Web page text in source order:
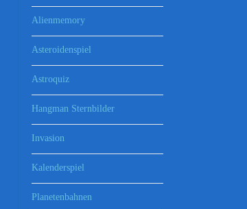
Alienmemory
Asteroidenspiel
Astroquiz
Hangman Sternbilder
Invasion
Kalenderspiel
Planetenbahnen